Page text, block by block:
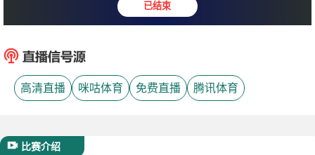
新奥尔良鹈鹕 : 夏洛
高清直播 咪咕体育 免费直播 腾讯体育
比赛介绍